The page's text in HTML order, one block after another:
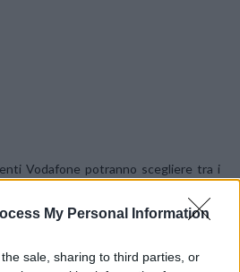
My Personal Information
sale, sharing to third parties, or
Vodafone potranno scegliere tra i